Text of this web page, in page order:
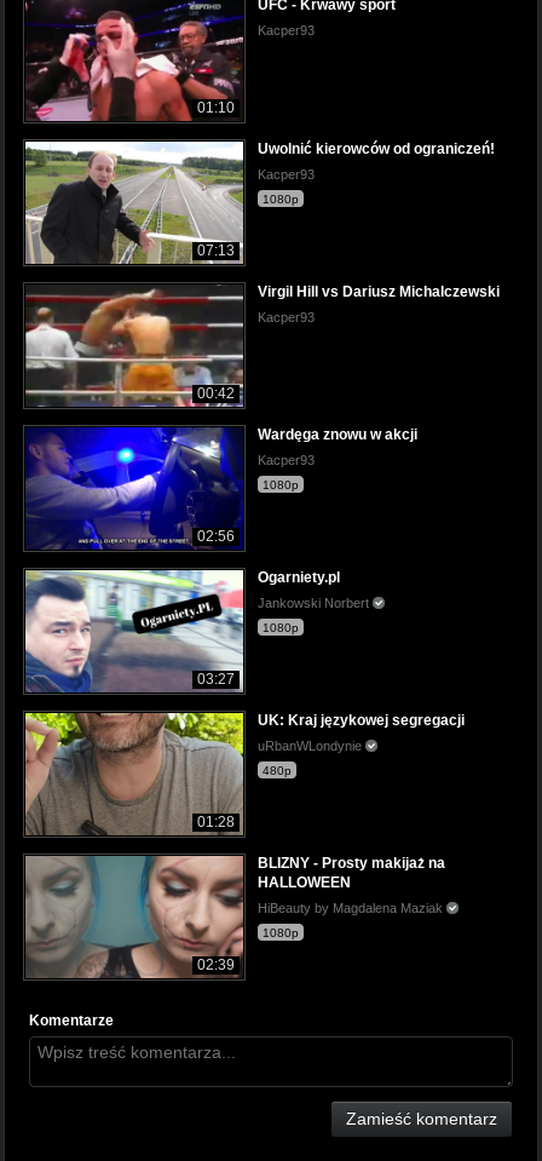
01:10
UFC - Krwawy sport
Kacper93
07:13
Uwolnić kierowców od ograniczeń!
Kacper93
1080p
00:42
Virgil Hill vs Dariusz Michalczewski
Kacper93
02:56
Wardęga znowu w akcji
Kacper93
1080p
03:27
Ogarniety.pl
Jankowski Norbert
1080p
01:28
UK: Kraj językowej segregacji
uRbanWLondynie
480p
02:39
BLIZNY - Prosty makijaż na
HALLOWEEN
HiBeauty by Magdalena Maziak
1080p
Komentarze
Zamieść komentarz